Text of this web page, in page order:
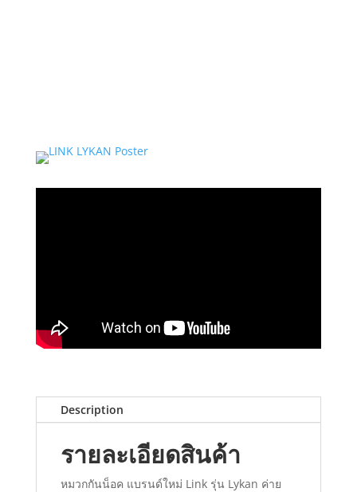
Description
รายละเอียดสินค้า
หมวกกันน็อค แบรนด์ใหม่ Link รุ่น Lykan ค่าย